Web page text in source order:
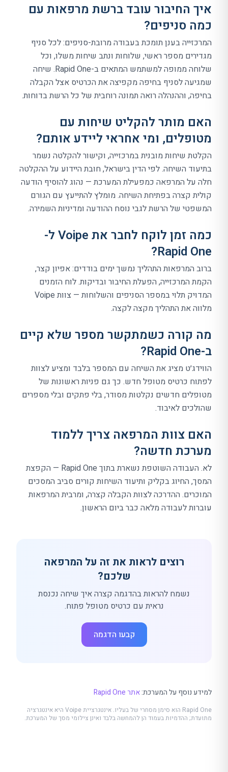
איך החיבור עובד ברשת מרפאות עם
כמה סניפים?
המרכזייה בענן תומכת בעבודה מרובת-סניפים: לכל סניף
מגדירים מספר ראשי, שלוחות ונתב שיחות משלו, וכל
שלוחה ממופה למשתמש המתאים ב-Rapid One. שיחה
שמגיעה לסניף בחיפה מקפיצה את הכרטיס אצל הקבלה
בחיפה, וההנהלה רואה תמונה רוחבית של כל הרשת בדוחות.
האם מותר להקליט שיחות עם
מטופלים, ומי אחראי ליידע אותם?
הקלטת שיחות מובנית במרכזייה, וקישור להקלטה נשמר
בתיעוד השיחה. לפי הדין בישראל, חובת היידוע על ההקלטה
חלה על המרפאה כמפעילת המערכת — נהוג להוסיף הודעה
קולית קצרה בפתיחת השיחה. מומלץ להתייעץ עם הגורם
המשפטי של הרשת לגבי נוסח ההודעה ומדיניות השמירה.
כמה זמן לוקח לחבר את Voipe ל-
Rapid One?
ברוב המרפאות התהליך נמשך ימים בודדים: אפיון קצר,
הקמת המרכזייה, הפעלת החיבור ובדיקות. לוח הזמנים
המדויק תלוי במספר הסניפים והשלוחות — צוות Voipe
מלווה את התהליך מקצה לקצה.
מה קורה כשמתקשר מספר שלא קיים
ב-Rapid One?
הווידג׳ט מציג את השיחה עם המספר בלבד ומציע לצוות
לפתוח כרטיס מטופל חדש. כך גם פניות ראשונות של
מטופלים חדשים נקלטות מסודר, בלי פתקים ובלי מספרים
שהולכים לאיבוד.
האם צוות המרפאה צריך ללמוד
מערכת חדשה?
לא. העבודה השוטפת נשארת בתוך Rapid One — הקפצת
המסך, החיוג בקליק ותיעוד השיחות קורים סביב המסכים
המוכרים. ההדרכה לצוות הקבלה קצרה, ומרבית המרפאות
עוברות לעבודה מלאה כבר ביום הראשון.
רוצים לראות את זה על המרפאה
שלכם?
נשמח להראות בהדגמה קצרה איך שיחה נכנסת
נראית עם כרטיס מטופל פתוח.
קבעו הדגמה
למידע נוסף על המערכת:אתרRapid One
Rapid One הוא סימן מסחרי של בעליו. אינטגרציית Voipe היא אינטגרציה
מתועדת; ההדמיות בעמוד הן להמחשה בלבד ואינן צילומי מסך של המערכת.